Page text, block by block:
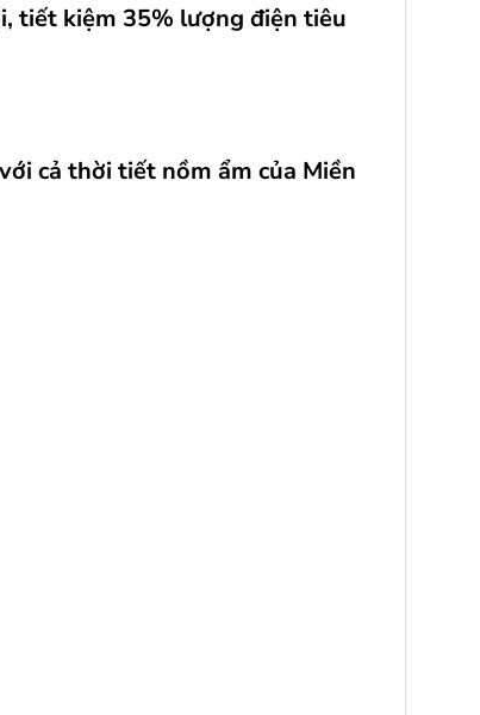
tiết kiệm 35% lượng điện tiêu
cả thời tiết nồm ẩm của Miền